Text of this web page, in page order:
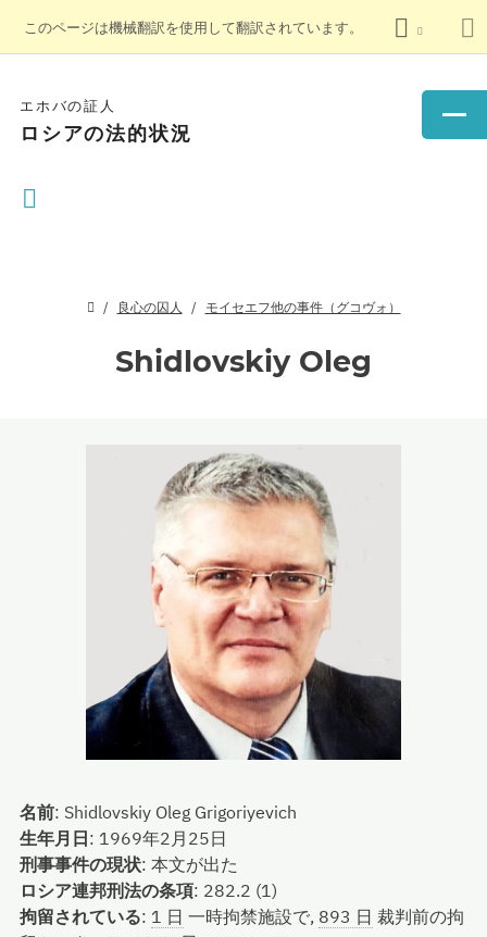
このページは機械翻訳を使用して翻訳されています。
エホバの証人
ロシアの法的状況
良心の囚人 モイセエフ他の事件（グコヴォ）
Shidlovskiy Oleg
名前: Shidlovskiy Oleg Grigoriyevich
生年月日: 1969年2月25日
刑事事件の現状: 本文が出た
ロシア連邦刑法の条項: 282.2 (1)
拘留されている: 1 日 一時拘禁施設で, 893 日 裁判前の拘